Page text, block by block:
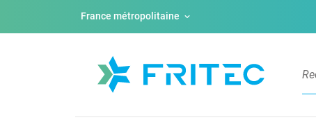
France métropolitaine